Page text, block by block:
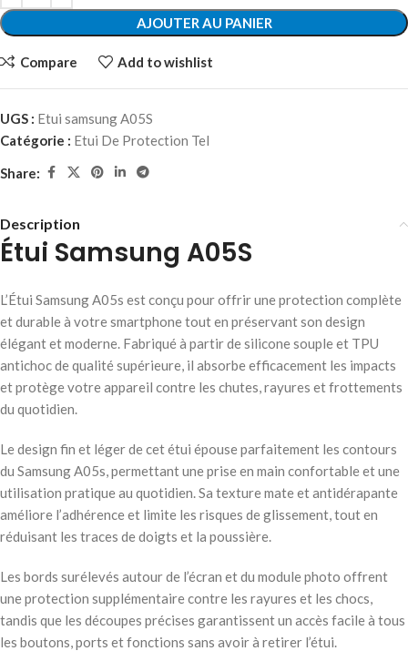
AJOUTER AU PANIER
Compare Add to wishlist
UGS : Etui samsung A05S
Catégorie : Etui De Protection Tel
Share:
Description
Étui Samsung A05S
L’Étui Samsung A05s est conçu pour offrir une protection complète
et durable à votre smartphone tout en préservant son design
élégant et moderne. Fabriqué à partir de silicone souple et TPU
antichoc de qualité supérieure, il absorbe efficacement les impacts
et protège votre appareil contre les chutes, rayures et frottements
du quotidien.
Le design fin et léger de cet étui épouse parfaitement les contours
du Samsung A05s, permettant une prise en main confortable et une
utilisation pratique au quotidien. Sa texture mate et antidérapante
améliore l’adhérence et limite les risques de glissement, tout en
réduisant les traces de doigts et la poussière.
Les bords surélevés autour de l’écran et du module photo offrent
une protection supplémentaire contre les rayures et les chocs,
tandis que les découpes précises garantissent un accès facile à tous
les boutons, ports et fonctions sans avoir à retirer l’étui.